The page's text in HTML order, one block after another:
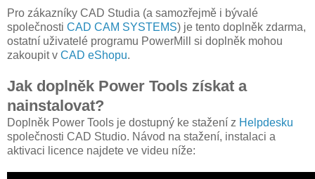
Pro zákazníky CAD Studia (a samozřejmě i bývalé
společnosti CAD CAM SYSTEMS) je tento doplněk zdarma,
ostatní uživatelé programu PowerMill si doplněk mohou
zakoupit v CAD eShopu.
Jak doplněk Power Tools získat a
nainstalovat?
Doplněk Power Tools je dostupný ke stažení z Helpdesku
společnosti CAD Studio. Návod na stažení, instalaci a
aktivaci licence najdete ve videu níže: